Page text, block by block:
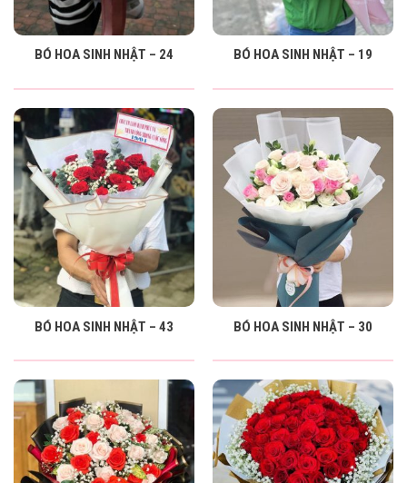
BÓ HOA SINH NHẬT – 24 BÓ HOA SINH NHẬT – 19
BÓ HOA SINH NHẬT – 43 BÓ HOA SINH NHẬT – 30